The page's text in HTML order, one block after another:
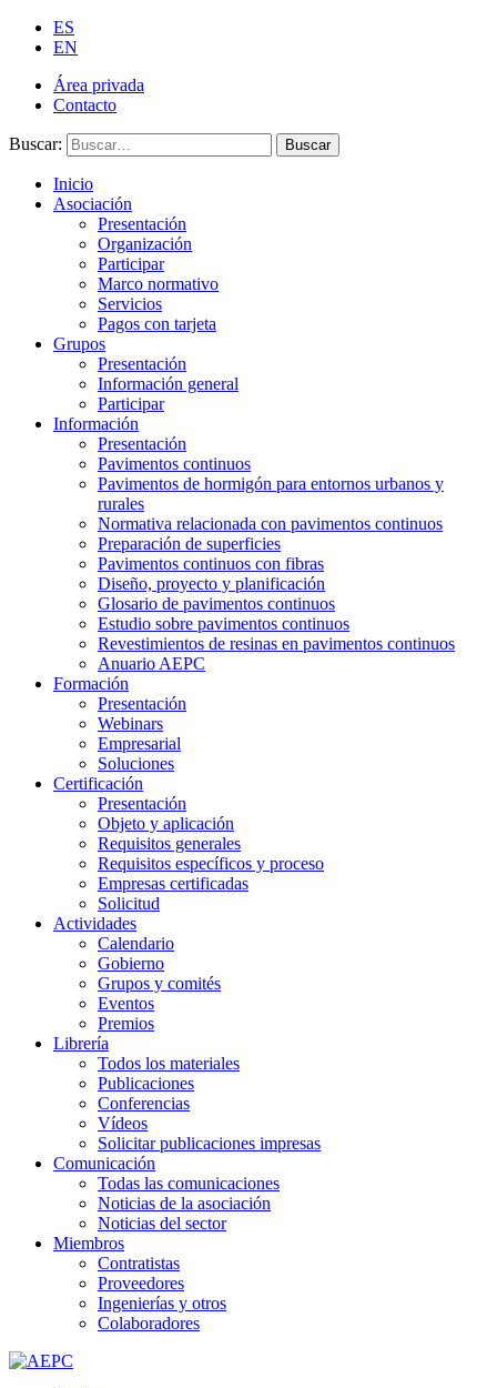
ES
EN
Área privada
Contacto
Buscar: Buscar
Inicio
Asociación
Presentación
Organización
Participar
Marco normativo
Servicios
Pagos con tarjeta
Grupos
Presentación
Información general
Participar
Información
Presentación
Pavimentos continuos
Pavimentos de hormigón para entornos urbanos y
rurales
Normativa relacionada con pavimentos continuos
Preparación de superficies
Pavimentos continuos con fibras
Diseño, proyecto y planificación
Glosario de pavimentos continuos
Estudio sobre pavimentos continuos
Revestimientos de resinas en pavimentos continuos
Anuario AEPC
Formación
Presentación
Webinars
Empresarial
Soluciones
Certificación
Presentación
Objeto y aplicación
Requisitos generales
Requisitos específicos y proceso
Empresas certificadas
Solicitud
Actividades
Calendario
Gobierno
Grupos y comités
Eventos
Premios
Librería
Todos los materiales
Publicaciones
Conferencias
Vídeos
Solicitar publicaciones impresas
Comunicación
Todas las comunicaciones
Noticias de la asociación
Noticias del sector
Miembros
Contratistas
Proveedores
Ingenierías y otros
Colaboradores